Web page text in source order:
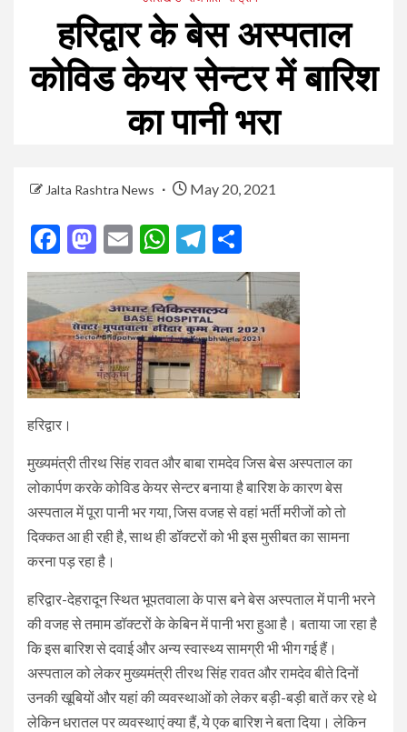
हरिद्वार के बेस अस्पताल
कोविड केयर सेन्टर में बारिश
का पानी भरा
Jalta Rashtra News May 20, 2021
Facebook
Mastodon
EmailWhatsApp
Telegram
हरिद्वार।
मुख्यमंत्री तीरथ सिंह रावत और बाबा रामदेव जिस बेस अस्पताल का
लोकार्पण करके कोविड केयर सेन्टर बनाया है बारिश के कारण बेस
अस्पताल में पूरा पानी भर गया, जिस वजह से वहां भर्ती मरीजों को तो
दिक्कत आ ही रही है, साथ ही डॉक्टरों को भी इस मुसीबत का सामना
करना पड़ रहा है।
हरिद्वार-देहरादून स्थित भूपतवाला के पास बने बेस अस्पताल में पानी भरने
की वजह से तमाम डॉक्टरों के केबिन में पानी भरा हुआ है। बताया जा रहा है
कि इस बारिश से दवाई और अन्य स्वास्थ्य सामग्री भी भीग गई हैं।
अस्पताल को लेकर मुख्यमंत्री तीरथ सिंह रावत और रामदेव बीते दिनों
उनकी खूबियों और यहां की व्यवस्थाओं को लेकर बड़ी-बड़ी बातें कर रहे थे
लेकिन धरातल पर व्यवस्थाएं क्या हैं, ये एक बारिश ने बता दिया। लेकिन